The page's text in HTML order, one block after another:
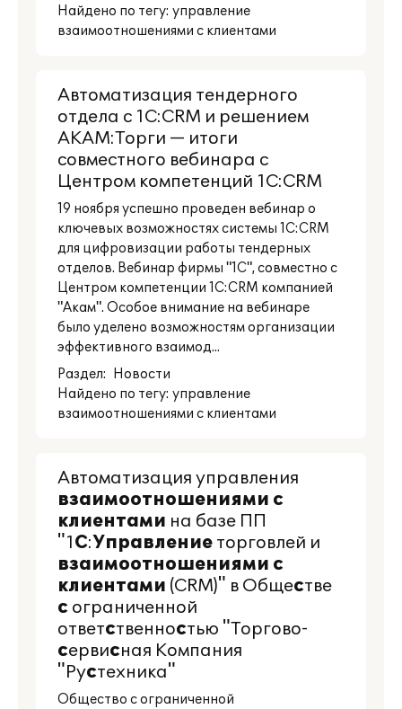
Найдено по тегу: управление
взаимоотношениями с клиентами
Автоматизация тендерного
отдела с 1С:CRM и решением
АКАМ:Торги — итоги
совместного вебинара с
Центром компетенций 1С:CRM
19 ноября успешно проведен вебинар о
ключевых возможностях системы 1С:CRM
для цифровизации работы тендерных
отделов. Вебинар фирмы "1С", совместно с
Центром компетенции 1С:CRM компанией
"Акам". Особое внимание на вебинаре
было уделено возможностям организации
эффективного взаимод...
Раздел:
Новости
Найдено по тегу: управление
взаимоотношениями с клиентами
Автоматизация управления
взаимоотношениями с
клиентами на базе ПП
"1С:Управление торговлей и
взаимоотношениями с
клиентами (CRM)" в Обществе
с ограниченной
ответственностью "Торгово-
сервисная Компания
"Рустехника"
Общество с ограниченной